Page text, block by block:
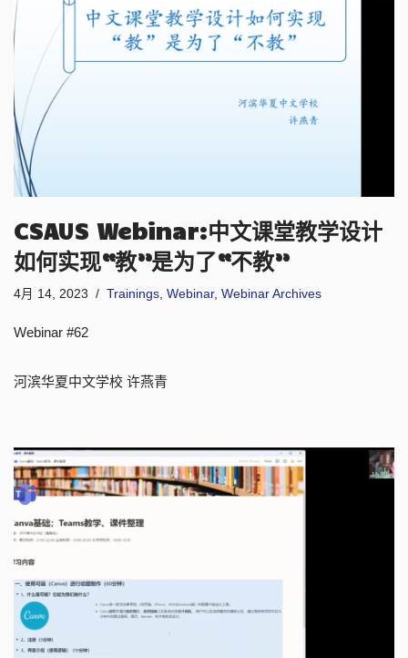
CSAUS Webinar:中文课堂教学设计
如何实现“教”是为了“不教”
4月 14, 2023 Trainings, Webinar, Webinar Archives
Webinar #62
河滨华夏中文学校 许燕青